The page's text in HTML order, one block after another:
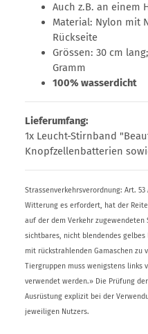
Auch z.B. an einem
Material: Nylon mit
Rückseite
Grössen: 30 cm
Gramm
100% wasserdicht
Lieferumfang:
1x Leucht-Stirnband
Knopfzellenbatterien
Strassenverkehrsverordnung: Art. 53
Witterung es erfordert, hat der
auf der dem Verkehr
sichtbares, nicht blendendes
mit rückstrahlenden Gamaschen zu
Tiergruppen muss wenigstens links
verwendet werden.» Die Prüfung
Ausrüstung explizit bei der
jeweiligen Nutzers.